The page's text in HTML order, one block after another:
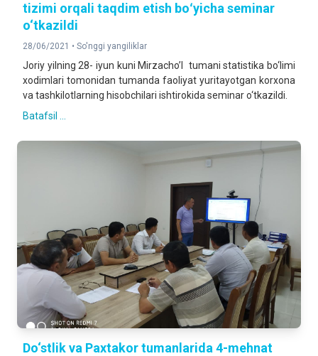
tizimi orqali taqdim etish boʻyicha seminar
o‘tkazildi
28/06/2021 • So'nggi yangiliklar
Joriy yilning 28- iyun kuni Mirzacho’l tumani statistika bo‘limi
xodimlari tomonidan tumanda faoliyat yuritayotgan korxona
va tashkilotlarning hisobchilari ishtirokida seminar o‘tkazildi.
Batafsil ...
Do‘stlik va Paxtakor tumanlarida 4-mehnat